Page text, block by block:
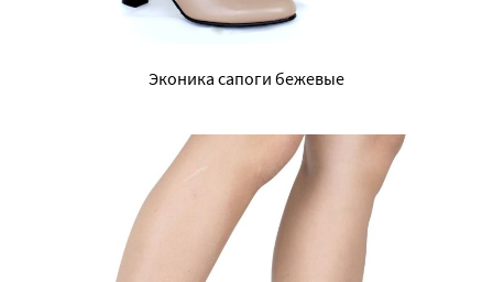
Эконика сапоги бежевые